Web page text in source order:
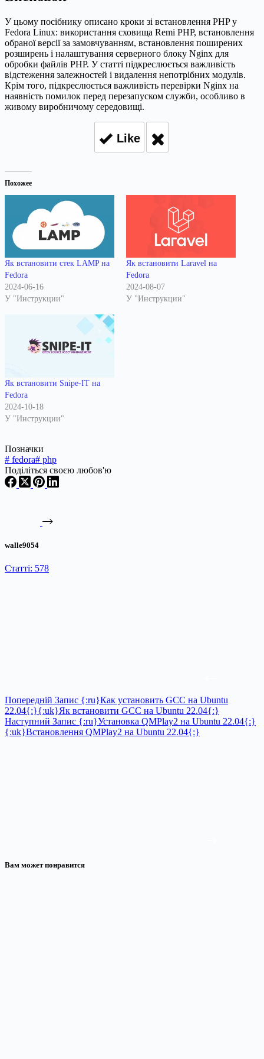
У цьому посібнику описано кроки зі встановлення PHP у
Fedora Linux: використання сховища Remi PHP, встановлення
обраної версії за замовчуванням, встановлення поширених
розширень і налаштування серверного блоку Nginx для
обробки файлів PHP. У статті підкреслюється важливість
відстеження залежностей і видалення непотрібних модулів.
Крім того, підкреслюється важливість перевірки Nginx на
наявність помилок перед перезапуском служби, особливо в
живому виробничому середовищі.
Like
Похожее
Як встановити стек LAMP на
Fedora
2024-06-16
У "Инструкции"
Як встановити Laravel на
Fedora
2024-08-07
У "Инструкции"
Як встановити Snipe-IT на
Fedora
2024-10-18
У "Инструкции"
Позначки
# fedora# php
Поділіться своєю любов'ю
walle9054
Статті: 578
Попередній Запис {:ru}Как установить GCC на Ubuntu
22.04{:}{:uk}Як встановити GCC на Ubuntu 22.04{:}
Наступний Запис {:ru}Установка QMPlay2 на Ubuntu 22.04{:}
{:uk}Встановлення QMPlay2 на Ubuntu 22.04{:}
Вам может понравится